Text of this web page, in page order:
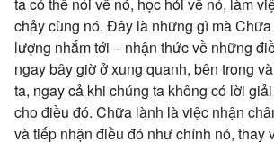
chảy cùng nó. Đây là những gì mà
lượng nhắm tới – nhận thức về những
ngay bây giờ ở xung quanh, bên trong
ta, ngay cả khi chúng ta không có lời
cho điều đó. Chữa lành là việc nhận
và tiếp nhận điều đó như chính nó, thay